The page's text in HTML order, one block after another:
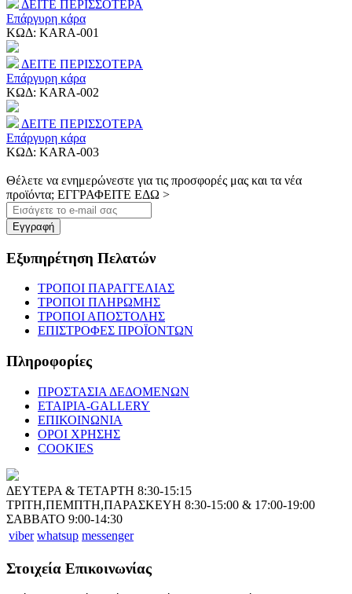
ΔΕΙΤΕ ΠΕΡΙΣΣΟΤΕΡΑ
Επάργυρη κάρα
ΚΩΔ: KARA-001
ΔΕΙΤΕ ΠΕΡΙΣΣΟΤΕΡΑ
Επάργυρη κάρα
ΚΩΔ: KARA-002
ΔΕΙΤΕ ΠΕΡΙΣΣΟΤΕΡΑ
Επάργυρη κάρα
ΚΩΔ: KARA-003
Θέλετε να ενημερώνεστε για τις προσφορές μας και τα νέα
προϊόντα; ΕΓΓΡΑΦΕΙΤΕ ΕΔΩ >
Εγγραφή
Εξυπηρέτηση Πελατών
ΤΡΟΠΟΙ ΠΑΡΑΓΓΕΛΙΑΣ
ΤΡΟΠΟΙ ΠΛΗΡΩΜΗΣ
ΤΡΟΠΟΙ ΑΠΟΣΤΟΛΗΣ
ΕΠΙΣΤΡΟΦΕΣ ΠΡΟΪΟΝΤΩΝ
Πληροφορίες
ΠΡΟΣΤΑΣΙΑ ΔΕΔΟΜΕΝΩΝ
ΕΤΑΙΡΙΑ-GALLERY
ΕΠΙΚΟΙΝΩΝΙΑ
ΟΡΟΙ ΧΡΗΣΗΣ
COOKIES
ΔΕΥΤΕΡΑ & ΤΕΤΑΡΤΗ 8:30-15:15
ΤΡΙΤΗ,ΠΕΜΠΤΗ,ΠΑΡΑΣΚΕΥΗ 8:30-15:00 & 17:00-19:00
ΣΑΒΒΑΤΟ 9:00-14:30
viber whatsup messenger
Στοιχεία Επικοινωνίας